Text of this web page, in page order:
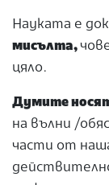
Науката е
мисълта,
цяло.
Думите
на вълни /
части от